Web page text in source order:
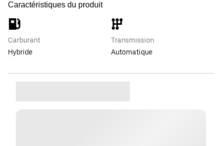
Caractéristiques du produit
Carburant
Hybride
Transmission
Automatique